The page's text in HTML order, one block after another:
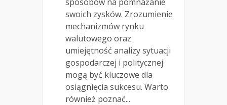
swoich zysków. Zrozumienie
mechanizmów rynku
walutowego oraz
umiejętność analizy sytuacji
gospodarczej i politycznej
mogą być kluczowe dla
osiągnięcia sukcesu. Warto
również poznać...